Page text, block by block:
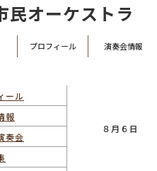
民オーケストラ
プロフィール 演奏会情報
８月６日
ール
報
奏会